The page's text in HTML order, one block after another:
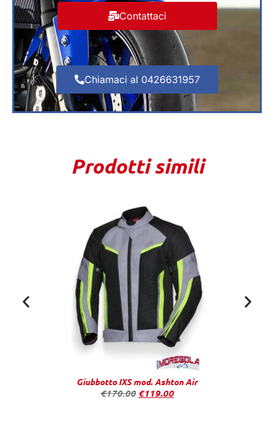
Contattaci
Chiamaci al 0426631957
Prodotti simili
Giubbotto IXS mod. Ashton Air
€170.00 €119.00